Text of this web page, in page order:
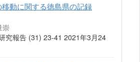
動に関する徳島県の記録
崇
究報告 (31) 23-41 2021年3月24